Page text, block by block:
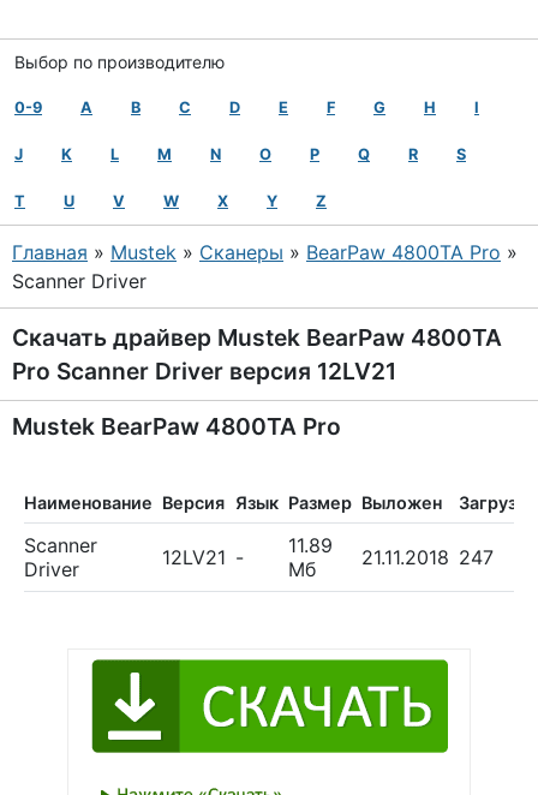
Выбор по производителю
0-9 A B C D E F G H I
J K L M N O P Q R S
T U V W X Y Z
Главная » Mustek » Сканеры » BearPaw 4800TA Pro »
Scanner Driver
Скачать драйвер Mustek BearPaw 4800TA
Pro Scanner Driver версия 12LV21
Mustek BearPaw 4800TA Pro
Наименование Версия Язык Размер Выложен Загрузок
Scanner
Driver
12LV21 -
11.89
Мб
21.11.2018 247